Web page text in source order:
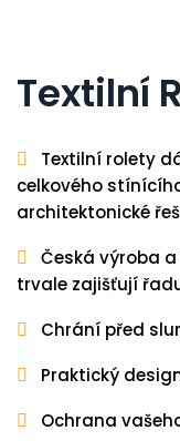
Textilní
Textilní rolety
celkového
architektonické
Česká výroba
trvale zajišťují
Chrání před
Praktický
Ochrana